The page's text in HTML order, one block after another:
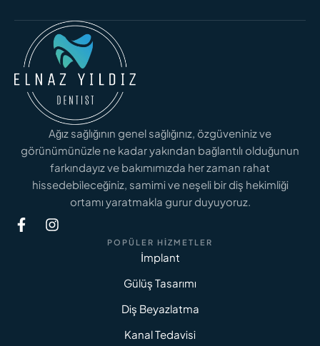
Ağız sağlığının genel sağlığınız, özgüveniniz ve
görünümünüzle ne kadar yakından bağlantılı olduğunun
farkındayız ve bakımımızda her zaman rahat
hissedebileceğiniz, samimi ve neşeli bir diş hekimliği
ortamı yaratmakla gurur duyuyoruz.
POPÜLER HIZMETLER
İmplant
Gülüş Tasarımı
Diş Beyazlatma
Kanal Tedavisi